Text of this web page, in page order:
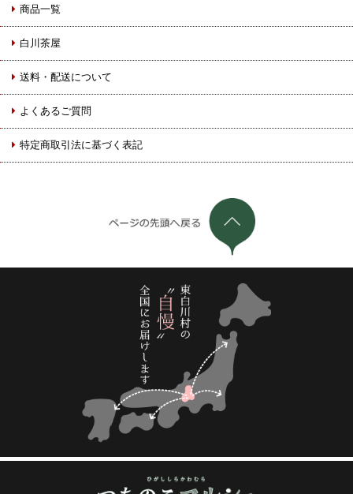
商品一覧
白川茶屋
送料・配送について
よくあるご質問
特定商取引法に基づく表記